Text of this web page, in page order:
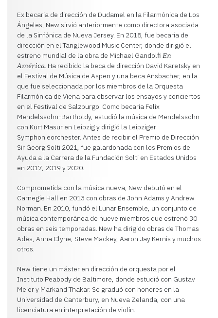
Ex becaria de dirección de Dudamel en la Filarmónica de Los
Ángeles, New sirvió anteriormente como directora asociada
de la Sinfónica de Nueva Jersey. En 2018, fue becaria de
dirección en el Tanglewood Music Center, donde dirigió el
estreno mundial de la obra de Michael Gandolfi En
América. Ha recibido la beca de dirección David Karetsky en
el Festival de Música de Aspen y una beca Ansbacher, en la
que fue seleccionada por los miembros de la Orquesta
Filarmónica de Viena para observar los ensayos y conciertos
en el Festival de Salzburgo. Como becaria Felix
Mendelssohn-Bartholdy, estudió la música de Mendelssohn
con Kurt Masur en Leipzig y dirigió la Leipziger
Symphonieorchester. Antes de recibir el Premio de Dirección
Sir Georg Solti 2021, fue galardonada con los Premios de
Ayuda a la Carrera de la Fundación Solti en Estados Unidos
en 2017, 2019 y 2020.
Comprometida con la música nueva, New debutó en el
Carnegie Hall en 2013 con obras de John Adams y Andrew
Norman. En 2010, fundó el Lunar Ensemble, un conjunto de
música contemporánea de nueve miembros que estrenó 30
obras en seis temporadas. New ha dirigido obras de Thomas
Adès, Anna Clyne, Steve Mackey, Aaron Jay Kernis y muchos
otros.
New tiene un máster en dirección de orquesta por el
Instituto Peabody de Baltimore, donde estudió con Gustav
Meier y Markand Thakar. Se graduó con honores en la
Universidad de Canterbury, en Nueva Zelanda, con una
licenciatura en interpretación de violín.